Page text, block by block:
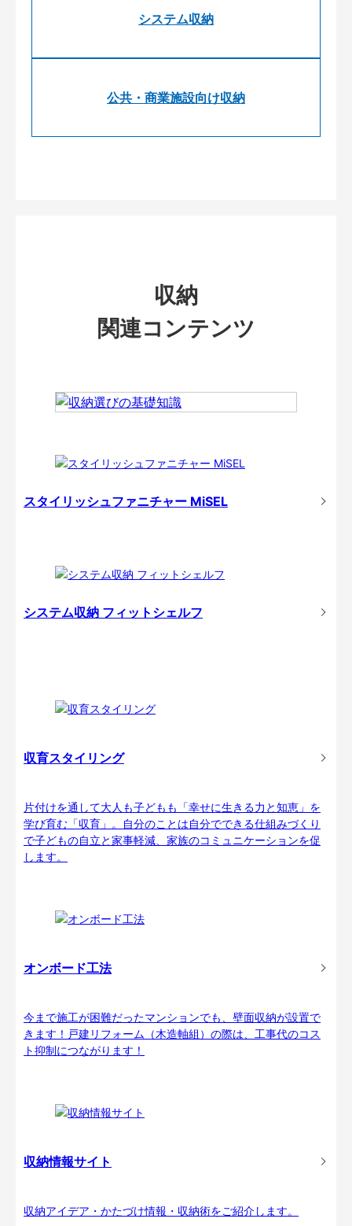
システム収納
公共・商業施設向け収納
収納
関連コンテンツ
スタイリッシュファニチャー MiSEL
システム収納 フィットシェルフ
収育スタイリング
片付けを通して大人も子どもも「幸せに生きる力と知恵」を
学び育む「収育」。自分のことは自分でできる仕組みづくり
で子どもの自立と家事軽減、家族のコミュニケーションを促
します。
オンボード工法
今まで施工が困難だったマンションでも、壁面収納が設置で
きます！戸建リフォーム（木造軸組）の際は、工事代のコス
ト抑制につながります！
収納情報サイト
収納アイデア・かたづけ情報・収納術をご紹介します。